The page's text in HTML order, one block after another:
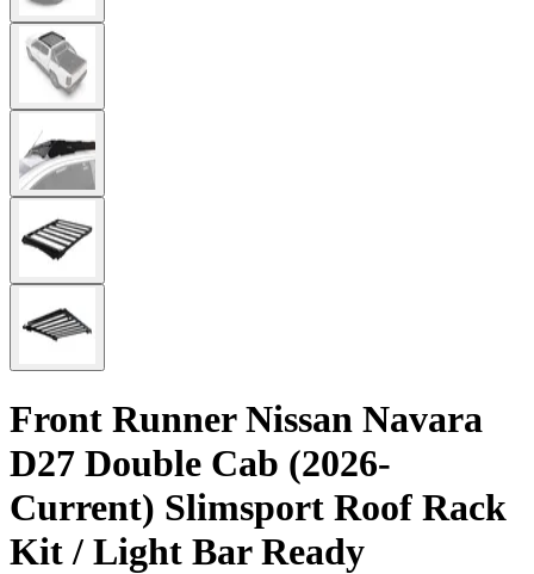
Front Runner Nissan Navara
D27 Double Cab (2026-
Current) Slimsport Roof Rack
Kit / Light Bar Ready